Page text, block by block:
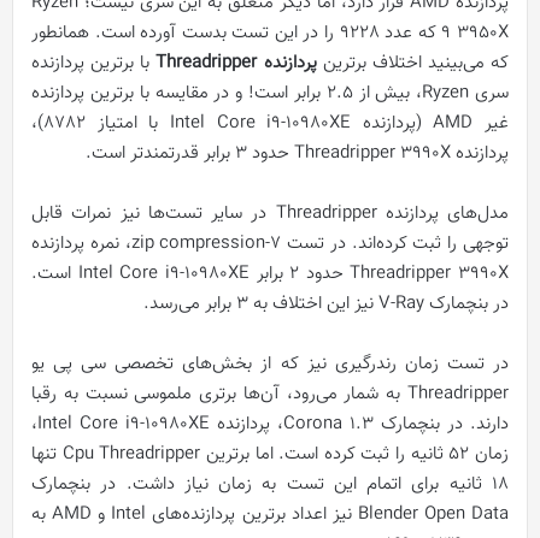
9 3950X که عدد 9228 را در این تست بدست آورده است. همانطور
که می‌بینید اختلاف برترینپردازنده Threadripper
با برترین پردازنده
سری Ryzen، بیش از 2.5 برابر است! و در مقایسه با برترین پردازنده
غیر AMD (پردازنده Intel Core i9-10980XE با امتیاز 8782)،
پردازنده Threadripper 3990X حدود 3 برابر قدرتمندتر است.
مدل‌های پردازنده‌ Threadripper در سایر تست‌ها نیز نمرات قابل
توجهی را ثبت کرده‌اند. در تست zip compression-7، نمره پردازنده
Threadripper 3990X حدود 2 برابر Intel Core i9-10980XE است.
در بنچمارک V-Ray نیز این اختلاف به 3 برابر می‌رسد.
در تست زمان رندرگیری نیز که از بخش‌های تخصصی سی پی یو
Threadripper به شمار می‌رود، آن‌ها برتری ملموسی نسبت به رقبا
دارند. در بنچمارک Corona 1.3، پردازنده Intel Core i9-10980XE،
زمان 52 ثانیه را ثبت کرده است. اما برترین Cpu Threadripper تنها
18 ثانیه برای اتمام این تست به زمان نیاز داشت. در بنچمارک
Blender Open Data نیز اعداد برترین پردازنده‌های Intel و AMD به